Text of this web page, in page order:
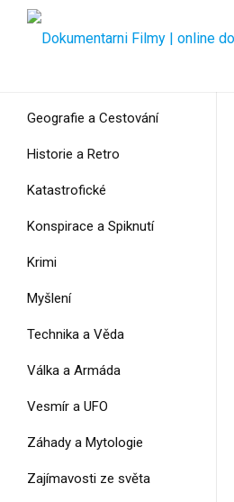
Geografie a Cestování
Historie a Retro
Katastrofické
Konspirace a Spiknutí
Krimi
Myšlení
Technika a Věda
Válka a Armáda
Vesmír a UFO
Záhady a Mytologie
Zajímavosti ze světa